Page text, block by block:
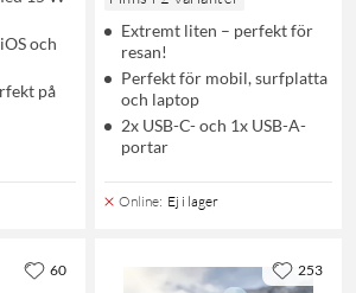
och
på
Extremt liten – perfekt för
resan!
Perfekt för mobil, surfplatta
och laptop
2x USB-C- och 1x USB-A-
portar
Online: Ej i lager
60 253